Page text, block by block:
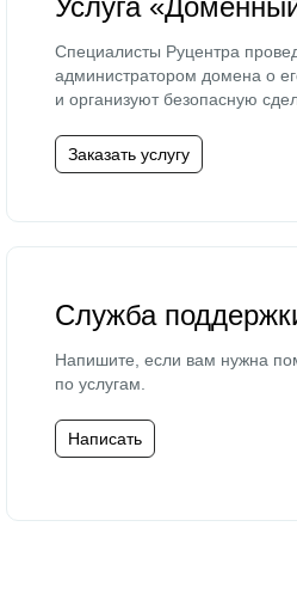
Услуга
Специалисты Руцентра
администратором домена о
и организуют безопасную
Заказать услугу
Служба
Напишите, если вам нужна
по услугам.
Написать